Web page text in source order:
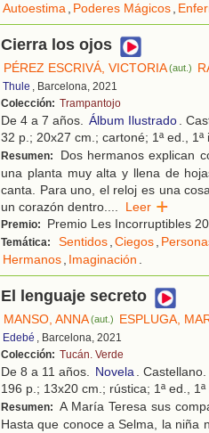
Autoestima, Poderes Mágicos,
Cierra los ojos
PÉREZ ESCRIVÁ, VICTORIA(aut.)
Thule , Barcelona, 2021
Colección: Trampantojo
De 4 a 7 años. Álbum Ilustrado.
32 p.; 20x27 cm.; cartoné; 1ª ed., 1ª
Resumen:
Dos hermanos explican
una planta muy alta y llena de
canta. Para uno, el reloj es una
un corazón dentro.... Leer
Premio: Premio Les Incorruptibles
Temática: Sentidos,Ciegos,
Hermanos, Imaginación .
El lenguaje secreto
MANSO, ANNA(aut.) ESPLUGA,
Edebé , Barcelona, 2021
Colección: Tucán. Verde
De 8 a 11 años. Novela. Castellano.
196 p.; 13x20 cm.; rústica; 1ª ed.,
Resumen: A María Teresa sus
Hasta que conoce a Selma, la niña